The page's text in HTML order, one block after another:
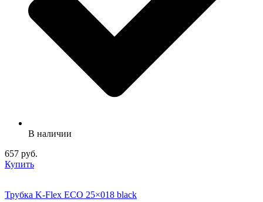
В наличии
657 руб.
Купить
Трубка K-Flex ECO 25×018 black